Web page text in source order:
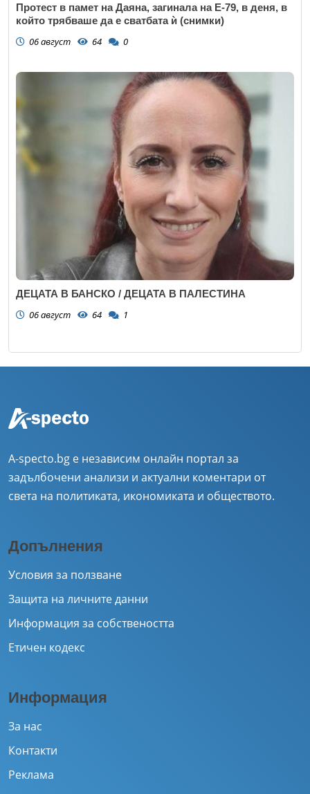
Протест в памет на Даяна, загинала на Е-79, в деня, в
който трябваше да е сватбата ѝ (снимки)
06 август 64 0
ДЕЦАТА В БАНСКО / ДЕЦАТА В ПАЛЕСТИНА
06 август 64 1
A-specto.bg е независим онлайн портал за
задълбочени анализи и актуални коментари от
света на политиката, икономиката и обществото.
Допълнения
Условия за ползване
Защита на личните данни
Информация за собствеността
Етичен кодекс
Информация
За нас
Контакти
Реклама